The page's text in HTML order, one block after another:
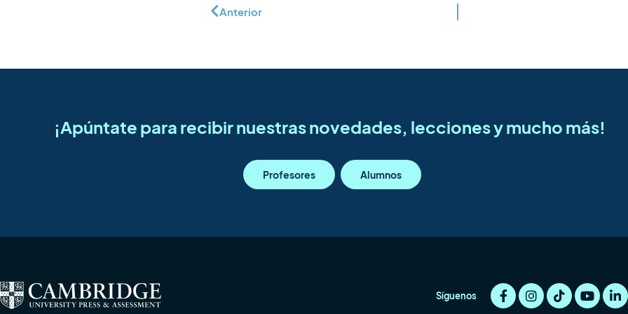
Anterior
¡Apúntate para recibir nuestras novedades, lecciones y mucho más!
Profesores Alumnos
Síguenos